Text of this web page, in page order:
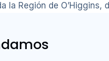
la Región de O’Higgins,